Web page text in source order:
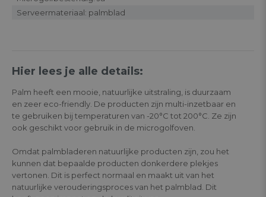
Serveermateriaal: palmblad
Hier lees je alle details:
Palm heeft een mooie, natuurlijke uitstraling, is duurzaam
en zeer eco-friendly. De producten zijn multi-inzetbaar en
te gebruiken bij temperaturen van -20°C tot 200°C. Ze zijn
ook geschikt voor gebruik in de microgolfoven.
Omdat palmbladeren natuurlijke producten zijn, zou het
kunnen dat bepaalde producten donkerdere plekjes
vertonen. Dit is perfect normaal en maakt uit van het
natuurlijke verouderingsproces van het palmblad. Dit